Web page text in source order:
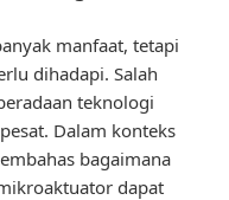
manfaat, tetapi
dihadapi. Salah
teknologi
Dalam konteks
bagaimana
dapat